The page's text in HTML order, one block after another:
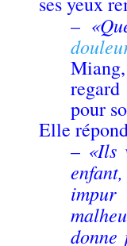
–
pour
Elle
– «Ils
donne